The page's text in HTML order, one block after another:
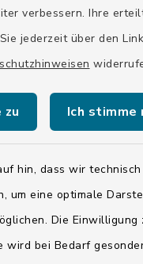
verbessern. Ihre
jederzeit über den
zu Ich stimme
hin, dass wir
um eine optimale
Die Einwilligung
wird bei Bedarf
Kontakt
Barrierefreiheit
Impressum
ISIS 12